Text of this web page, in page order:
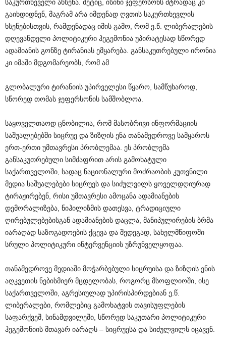
საკურთხეველი ახსენა. მეტიც, ისინი ჯეფერსონს მტრადაც კი
გაიხდიდნენ, მაგრამ არა იმდენად ღვთის საკურთხევლის
ხსენებისთვის, რამდენადაც იმის გამო, რომ ე.წ. ლიბერალების
დღევანდელი პოლიტიკური ჰეგემონია უპირატესად სწორედ
ადამიანის გონზე ტირანიას ემყარება. განსაკუთრებული ირონია
კი იმაში მდგომარეობს, რომ ამ
გლობალური ტირანიის უპირველესი წყარო, სამწუხაროდ,
სწორედ თომას ჯეფერსონის სამშობლოა.
საყოველთაოდ ცნობილია, რომ მასობრივი ინფორმაციის
საშუალებებში სიცრუე და ზიზღის ენა თანამედროვე სამყაროს
ერთ-ერთი უმთავრესი პრობლემაა. ეს პრობლემა
განსაკუთრებული სიმძაფრით არის გამოხატული
საქართველოში, სადაც ნაციონალური მოძრაობის კუთვნილი
მედია საშუალებები სიცრუეს და სიძულვილს ყოველდღიურად
ტირაჟირებენ, რისი უმთავრესი ამოცანა ადამიანების
დემორალიზება, ნიჰილიზმის დათესვა, ტრადიციული
ღირებულებებისგან ადამიანების დაცლა, მანიპულირების ბრმა
იარაღად საზოგადოების ქცევა და შედეგად, სახელმწიფოში
სრული პოლიტიკური ინტერვენციის უზრუნველყოფაა.
თანამედროვე მედიაში მოჭარბებული სიცრუისა და ზიზღის ენის
აღკვეთის ნებისმიერ მცდელობას, როგორც მსოფლიოში, ისე
საქართველოში, აგრესიულად უპირისპირდებიან ე.წ.
ლიბერალები, რომლებიც გამოხატვის თავისუფლების
საფარქვეშ, სინამდვილეში, სწორედ საკუთარი პოლიტიკური
ჰეგემონიის მთავარ იარაღს – სიცრუესა და სიძულვილს იცავენ.